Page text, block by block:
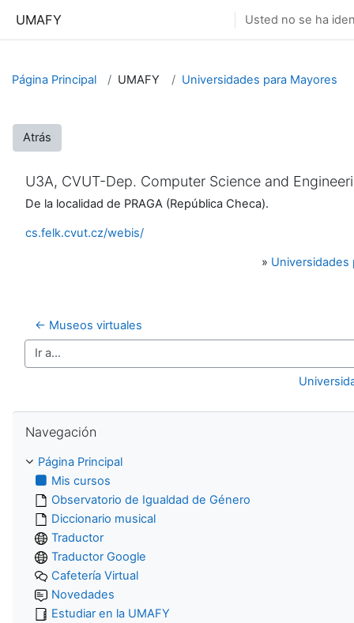
UMAFY Usted no se ha
Página Principal UMAFY Universidades para Mayores
Atrás
U3A, CVUT-Dep. Computer Science and
De la localidad de PRAGA (República Checa).
cs.felk.cvut.cz/webis/
» Universidades
← Museos virtuales
Ir a...
Navegación
Página Principal
Mis cursos
Observatorio de Igualdad de Género
Diccionario musical
Traductor
Traductor Google
Cafetería Virtual
Novedades
Estudiar en la UMAFY